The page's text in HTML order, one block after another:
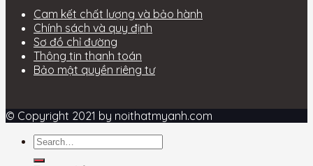
Cam kết chất lượng và bảo hành
Chính sách và quy định
Sơ đồ chỉ đường
Thông tin thanh toán
Bảo mật quyền riêng tư
© Copyright 2021 by noithatmyanh.com